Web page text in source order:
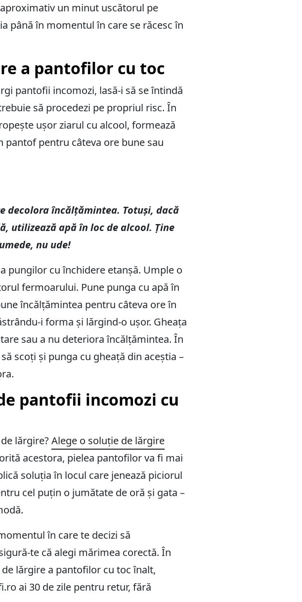
un minut uscătorul pe
până în momentul în care se răcesc în
a pantofilor cu toc
pantofii incomozi, lasă-i să se întindă
să procedezi pe propriul risc. În
ușor ziarul cu alcool, formează
pentru câteva ore bune sau
decolora încălțămintea. Totuși, dacă
utilizează apă în loc de alcool. Ține
nu ude!
pungilor cu închidere etanșă. Umple o
fermoarului. Pune punga cu apă în
încălțămintea pentru câteva ore în
i forma și lărgind-o ușor. Gheața
sau a nu deteriora încălțămintea. În
scoți și punga cu gheață din aceștia –
pantofii incomozi cu
lărgire?Alege o soluție de lărgire
acestora, pielea pantofilor va fi mai
soluția în locul care jenează piciorul
cel puțin o jumătate de oră și gata –
în care te decizi să
te că alegi mărimea corectă. În
lărgire a pantofilor cu toc înalt,
ai 30 de zile pentru retur, fără